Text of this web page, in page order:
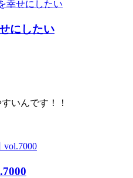
にしたい
いんです！！